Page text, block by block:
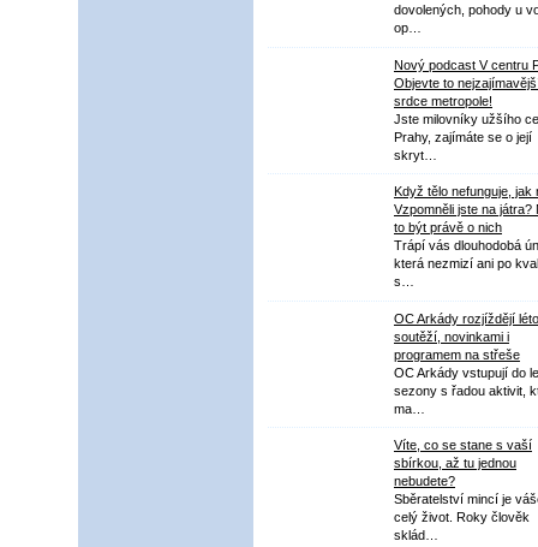
dovolených, pohody u
op…
Nový podcast V centru
Objevte to
srdce metropole!
Jste milovníky užšího
Prahy, zajímáte se o její
skryt…
Když tělo nefunguje, jak
Vzpomněli jste na játra?
to být právě o nich
Trápí vás dlouhodobá
která nezmizí ani po
s…
OC Arkády rozjíždějí léto
soutěží, novinkami i
programem na střeše
OC Arkády vstupují do
sezony s řadou aktivit,
ma…
Víte, co se stane s vaší
sbírkou, až tu jednou
nebudete?
Sběratelství mincí je
celý život. Roky člověk
sklád…